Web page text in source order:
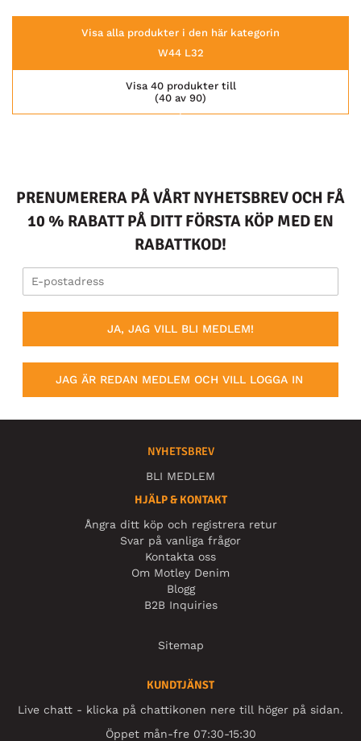
Visa alla produkter i den här kategorin
W44 L32
(40 av 90)
Visa 40 produkter till
PRENUMERERA PÅ VÅRT NYHETSBREV OCH FÅ
10 % RABATT PÅ DITT FÖRSTA KÖP MED EN
RABATTKOD!
JA, JAG VILL BLI MEDLEM!
JAG ÄR REDAN MEDLEM OCH VILL LOGGA IN
NYHETSBREV
BLI MEDLEM
HJÄLP & KONTAKT
Ångra ditt köp och registrera retur
Svar på vanliga frågor
Kontakta oss
Om Motley Denim
Blogg
B2B Inquiries
Sitemap
KUNDTJÄNST
Live chatt - klicka på chattikonen nere till höger på sidan.
Öppet mån-fre 07:30-15:30